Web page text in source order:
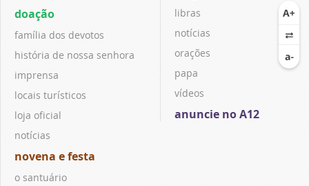
doação
família dos devotos
história de nossa senhora
imprensa
locais turísticos
loja oficial
notícias
novena e festa
o santuário
libras
notícias
orações
papa
vídeos
anuncie no A12